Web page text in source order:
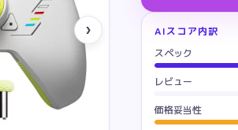
›
AIスコア内訳
スペック
レビュー
価格妥当性